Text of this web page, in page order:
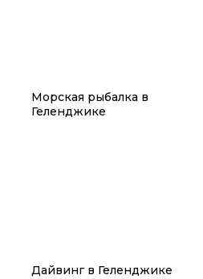
Морская рыбалка в
Геленджике
Дайвинг в Геленджике